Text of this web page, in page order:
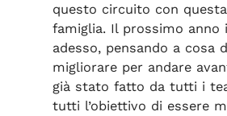
questo circuito con
famiglia. Il prossimo anno
adesso, pensando a cosa
migliorare per andare
già stato fatto da tutti i
tutti l’obiettivo di essere